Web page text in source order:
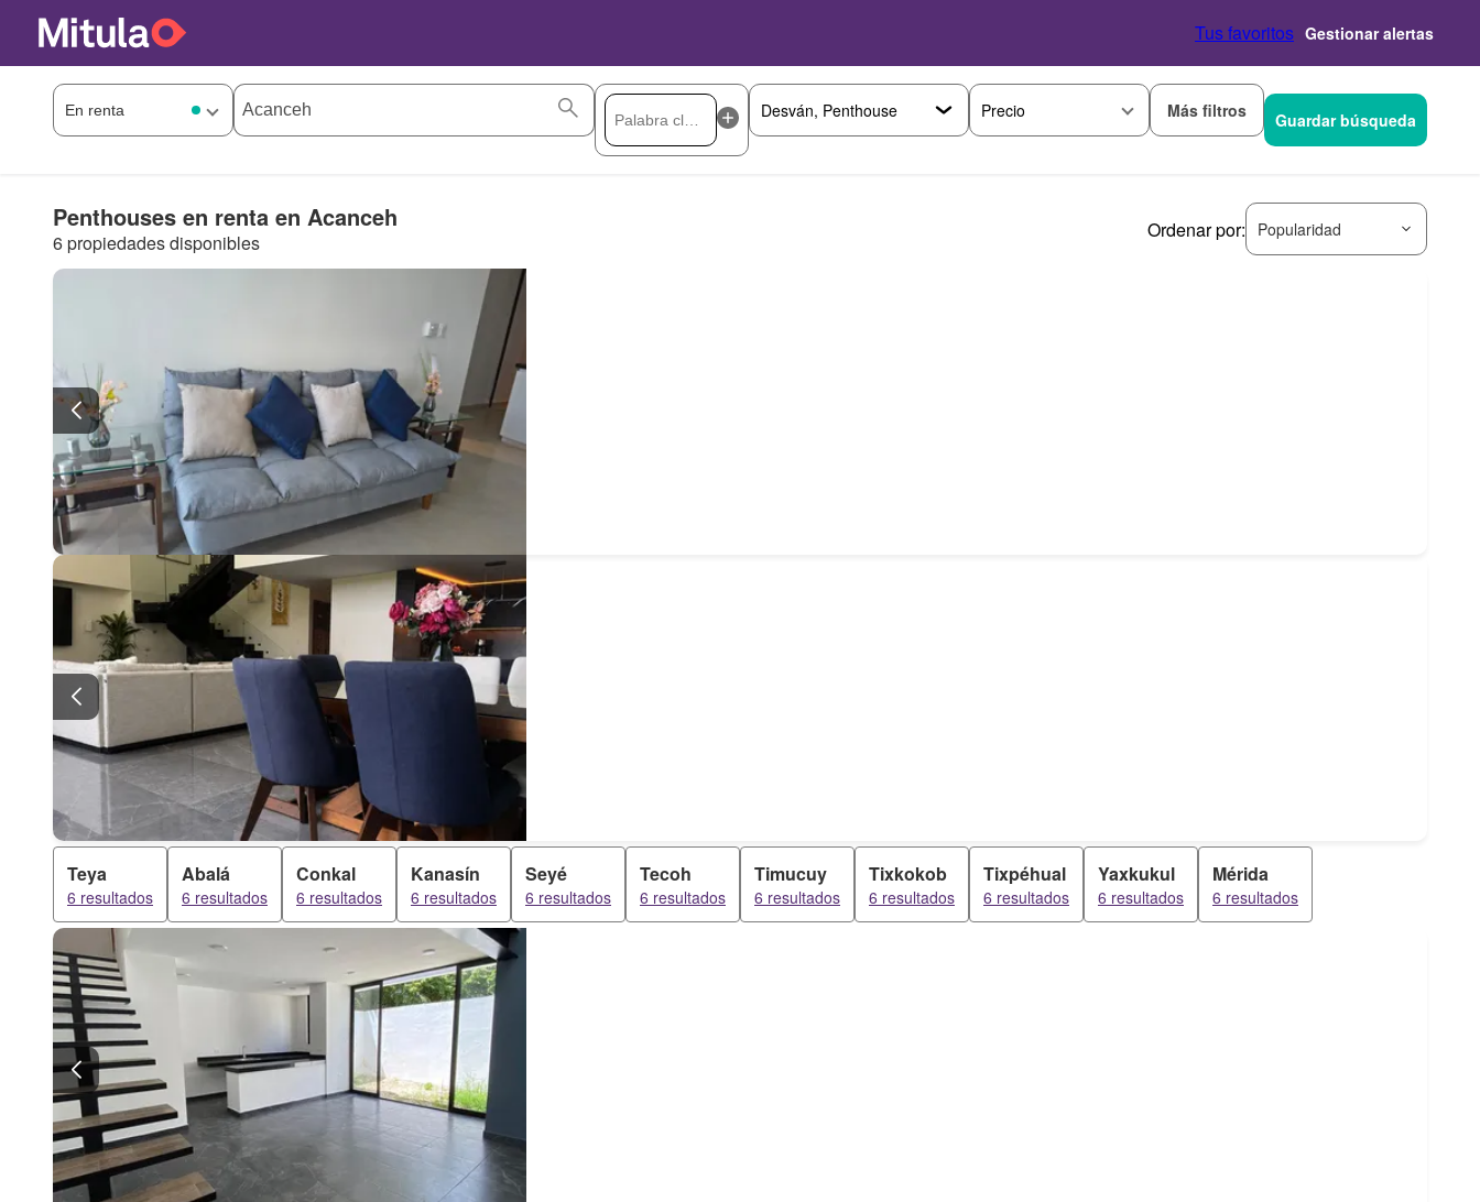
Tus favoritos Gestionar alertas
Precio Más filtros Guardar búsqueda
Penthouses en renta en Acanceh
6 propiedades disponibles
Ordenar por: Popularidad
Teya
6 resultados
Abalá
6 resultados
Conkal
6 resultados
Kanasín
6 resultados
Seyé
6 resultados
Tecoh
6 resultados
Timucuy
6 resultados
Tixkokob
6 resultados
Tixpéhual
6 resultados
Yaxkukul
6 resultados
Mérida
6 resultados